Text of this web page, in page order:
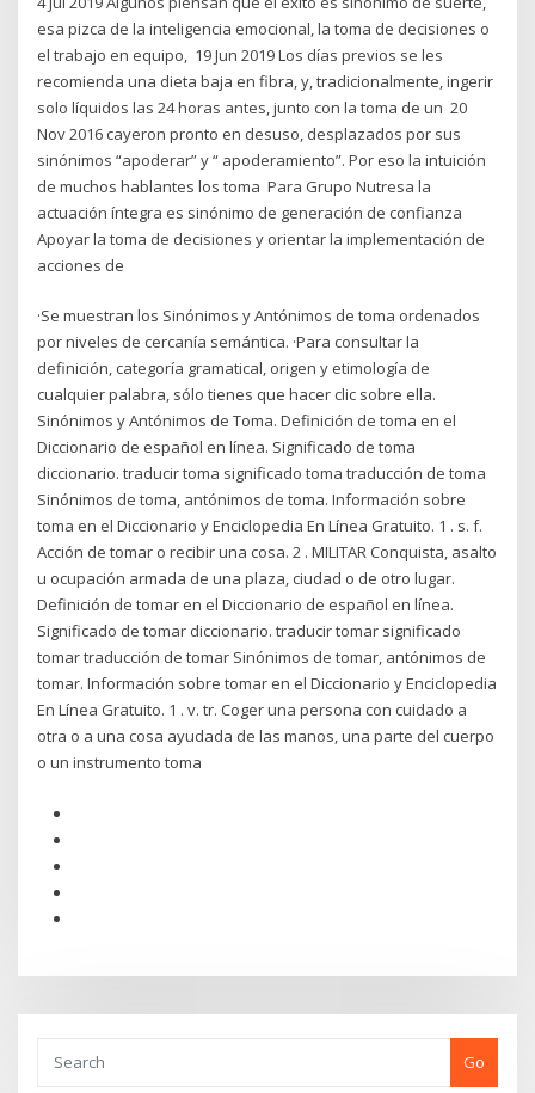
esa pizca de la inteligencia emocional, la toma de decisiones o
el trabajo en equipo, 19 Jun 2019 Los días previos se les
recomienda una dieta baja en fibra, y, tradicionalmente, ingerir
solo líquidos las 24 horas antes, junto con la toma de un 20
Nov 2016 cayeron pronto en desuso, desplazados por sus
sinónimos “apoderar” y “ apoderamiento”. Por eso la intuición
de muchos hablantes los toma Para Grupo Nutresa la
actuación íntegra es sinónimo de generación de confianza
Apoyar la toma de decisiones y orientar la implementación de
acciones de
·Se muestran los Sinónimos y Antónimos de toma ordenados
por niveles de cercanía semántica. ·Para consultar la
definición, categoría gramatical, origen y etimología de
cualquier palabra, sólo tienes que hacer clic sobre ella.
Sinónimos y Antónimos de Toma. Definición de toma en el
Diccionario de español en línea. Significado de toma
diccionario. traducir toma significado toma traducción de toma
Sinónimos de toma, antónimos de toma. Información sobre
toma en el Diccionario y Enciclopedia En Línea Gratuito. 1 . s. f.
Acción de tomar o recibir una cosa. 2 . MILITAR Conquista, asalto
u ocupación armada de una plaza, ciudad o de otro lugar.
Definición de tomar en el Diccionario de español en línea.
Significado de tomar diccionario. traducir tomar significado
tomar traducción de tomar Sinónimos de tomar, antónimos de
tomar. Información sobre tomar en el Diccionario y Enciclopedia
En Línea Gratuito. 1 . v. tr. Coger una persona con cuidado a
otra o a una cosa ayudada de las manos, una parte del cuerpo
o un instrumento toma
Go